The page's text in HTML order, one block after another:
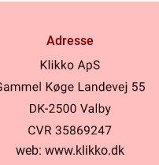
Adresse
web: www.klikko.dk